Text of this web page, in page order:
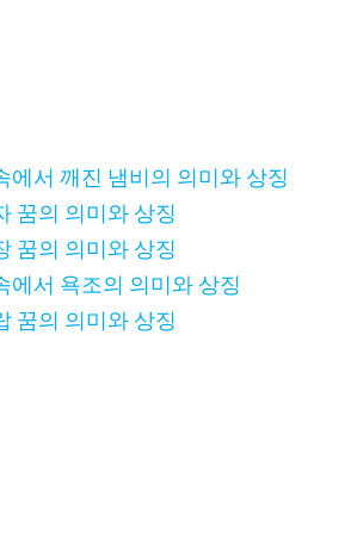
에서 깨진 냄비의 의미와 상징
꿈의 의미와 상징
꿈의 의미와 상징
에서 욕조의 의미와 상징
꿈의 의미와 상징